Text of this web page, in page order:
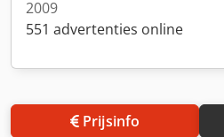
2009
551 advertenties online
Prijsinfo